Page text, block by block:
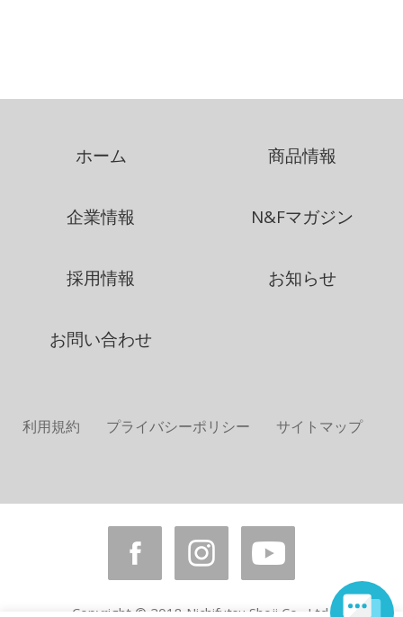
ホーム 商品情報
企業情報 N&Fマガジン
採用情報 お知らせ
お問い合わせ
利用規約 プライバシーポリシー サイトマップ
Copyright © 2018 Nichifutsu Shoji Co., Ltd.